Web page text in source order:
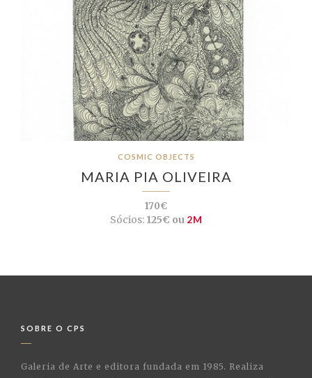
COSMIC OBJECTS
MARIA PIA OLIVEIRA
170€
Sócios:125€ ou 2M
SOBRE O CPS
Galeria de Arte e editora fundada em 1985. Realiza